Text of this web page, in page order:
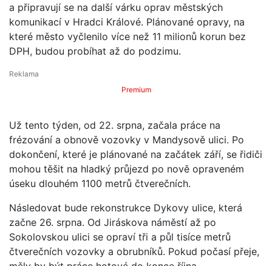
a připravují se na další várku oprav městských
komunikací v Hradci Králové. Plánované opravy, na
které město vyčlenilo více než 11 milionů korun bez
DPH, budou probíhat až do podzimu.
Premium
Už tento týden, od 22. srpna, začala práce na
frézování a obnově vozovky v Mandysově ulici. Po
dokončení, které je plánované na začátek září, se řidiči
mohou těšit na hladký průjezd po nově opraveném
úseku dlouhém 1100 metrů čtverečních.
Následovat bude rekonstrukce Dykovy ulice, která
začne 26. srpna. Od Jiráskova náměstí až po
Sokolovskou ulici se opraví tři a půl tisíce metrů
čtverečních vozovky a obrubníků. Pokud počasí přeje,